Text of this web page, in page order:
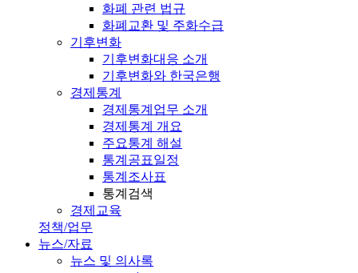
화폐 관련 법규
화폐교환 및 주화수급
기후변화
기후변화대응 소개
기후변화와 한국은행
경제통계
경제통계업무 소개
경제통계 개요
주요통계 해설
통계공표일정
통계조사표
통계검색
경제교육
정책/업무
뉴스/자료
뉴스 및 의사록